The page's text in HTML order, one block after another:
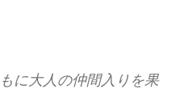
に大人の仲間入りを果